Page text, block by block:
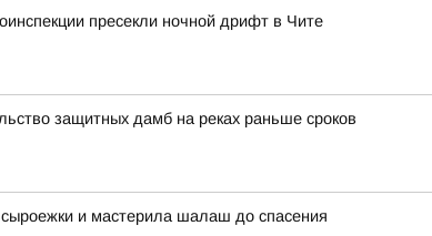
пресекли ночной дрифт в Чите
защитных дамб на реках раньше сроков
и мастерила шалаш до спасения